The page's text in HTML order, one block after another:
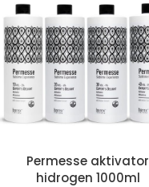
Permesse aktivator
hidrogen 1000ml